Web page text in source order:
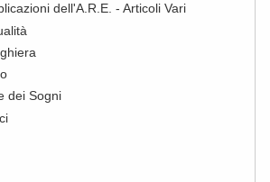
dell'A.R.E. - Articoli Vari
dei Sogni